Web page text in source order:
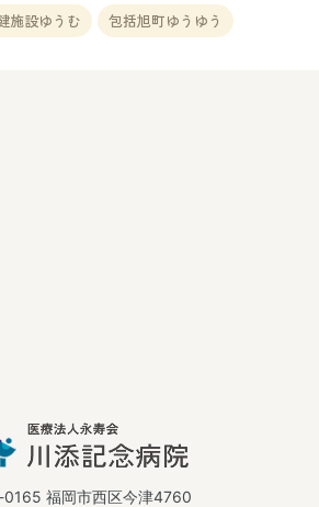
施設ゆうむ
包括旭町ゆうゆう
0165 福岡市西区今津4760